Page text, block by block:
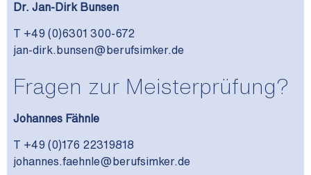
Dr. Jan-Dirk Bunsen
T +49 (0)6301 300-672
jan-dirk.bunsen@berufsimker.de
Fragen zur Meisterprüfung?
Johannes Fähnle
T +49 (0)176 22319818
johannes.faehnle@berufsimker.de